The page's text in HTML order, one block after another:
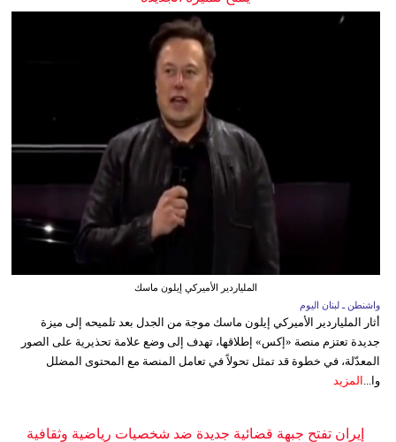
الملياردير الأميركي إيلون ماسك
واشنطن ـ لبنان اليوم
أثار الملياردير الأميركي إيلون ماسك موجة من الجدل بعد تلميحه إلى ميزة
جديدة تعتزم منصة «إكس» إطلاقها، تهدف إلى وضع علامة تحذيرية على الصور
المعدّلة، في خطوة قد تمثل تحولاً في تعامل المنصة مع المحتوى المضلل
وا...
المزيد
إيران تفتح جبهة قضائية جديدة ضد شخصيات رياضية وثقافية